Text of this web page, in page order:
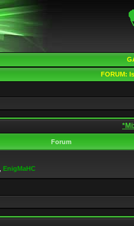
FORUM:
Forum
EnigMaHC